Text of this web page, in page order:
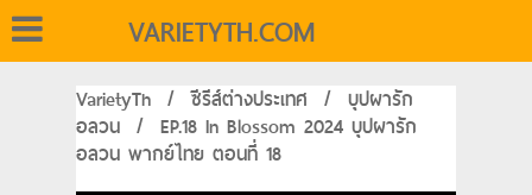
VARIETYTH.COM
VarietyTh / ซีรีส์ต่างประเทศ / บุปผารัก
อลวน / EP.18 In Blossom 2024 บุปผารัก
อลวน พากย์ไทย ตอนที่ 18